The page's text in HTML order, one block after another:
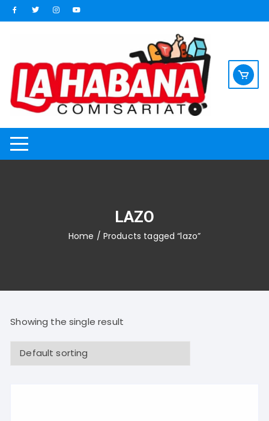
Saltar
al
LAZO
Home / Products tagged “lazo”
Showing the single result